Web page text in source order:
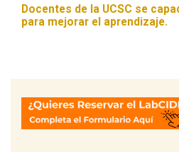
Docentes de la UCSC se
para mejorar el aprendizaje.